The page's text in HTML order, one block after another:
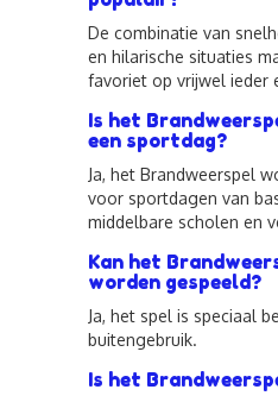
De combinatie van
en hilarische situaties
favoriet op vrijwel ieder
Is het
een sportdag?
Ja, het Brandweerspel
voor sportdagen van
middelbare scholen en
Kan het
worden gespeeld?
Ja, het spel is speciaal
buitengebruik.
Is het